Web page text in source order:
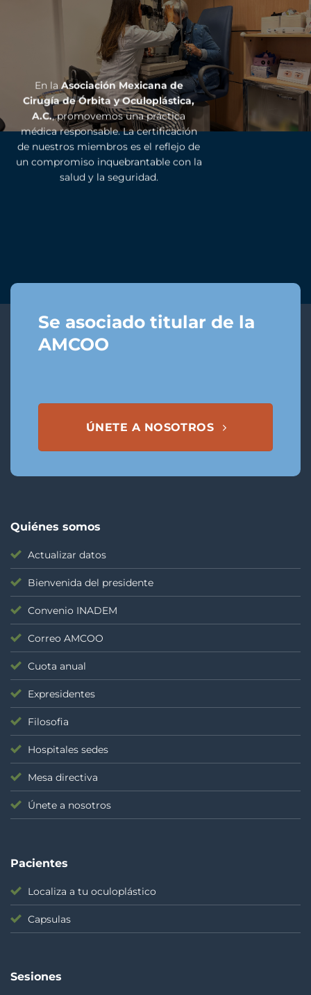
En la Asociación Mexicana de
Cirugía de Órbita y Oculoplástica,
A.C., promovemos una práctica
médica responsable. La certificación
de nuestros miembros es el reflejo de
un compromiso inquebrantable con la
salud y la seguridad.
Se asociado titular de la
AMCOO
ÚNETE A NOSOTROS
Quiénes somos
Actualizar datos
Bienvenida del presidente
Convenio INADEM
Correo AMCOO
Cuota anual
Expresidentes
Filosofia
Hospitales sedes
Mesa directiva
Únete a nosotros
Pacientes
Localiza a tu oculoplástico
Capsulas
Sesiones